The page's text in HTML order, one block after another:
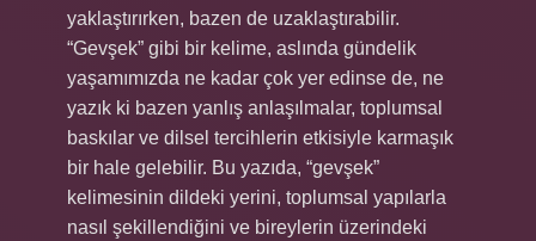
yaklaştırırken, bazen de uzaklaştırabilir.
“Gevşek” gibi bir kelime, aslında gündelik
yaşamımızda ne kadar çok yer edinse de, ne
yazık ki bazen yanlış anlaşılmalar, toplumsal
baskılar ve dilsel tercihlerin etkisiyle karmaşık
bir hale gelebilir. Bu yazıda, “gevşek”
kelimesinin dildeki yerini, toplumsal yapılarla
nasıl şekillendiğini ve bireylerin üzerindeki